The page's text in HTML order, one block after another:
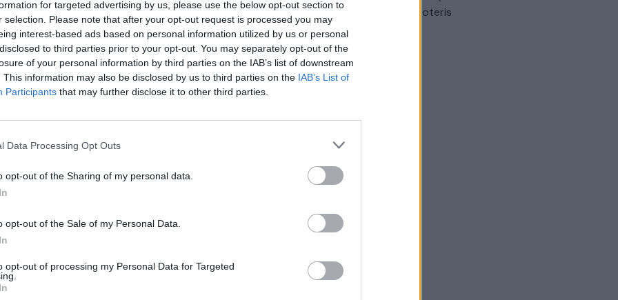
for targeted advertising by us, please use the below opt-out section to
selection. Please note that after your opt-out request is processed you may
interest-based ads based on personal information utilized by us or personal
to third parties prior to your opt-out. You may separately opt-out of the
of your personal information by third parties on the IAB’s list of downstream
This information may also be disclosed by us to third parties on the IAB’s List of
Participants that may further disclose it to other third parties.
Data Processing Opt Outs
opt-out of the Sharing of my personal data.
opt-out of the Sale of my Personal Data.
opt-out of processing my Personal Data for Targeted
tik Lrytas.TV
diskusija: Rusija – Europos šeimos narė?
pavojingą įprotį: tą daro daugiau nei pusė
automobilis sužalojo dvi moteris
Žinios | Lietuvos diena